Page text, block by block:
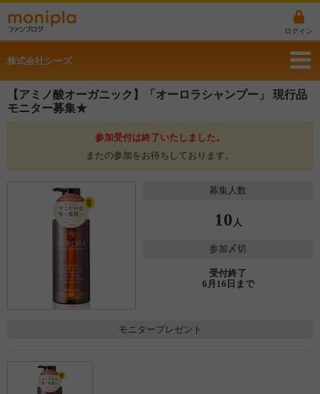
ログイン
株式会社シーズ
【アミノ酸オーガニック】「オーロラシャンプー」 現行品
モニター募集★
参加受付は終了いたしました。
またの参加をお待ちしております。
募集人数
10 人
参加〆切
受付終了
6月16日まで
モニタープレゼント